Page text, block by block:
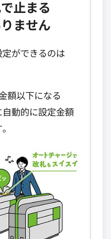
止まる
ません
ができるのは
額以下になる
動的に設定金額